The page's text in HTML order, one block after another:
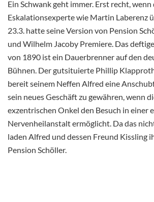
Ein Schwank geht immer. Erst recht, wenn
Eskalationsexperte wie Martin Laberenz
23.3. hatte seine Version von Pension
und Wilhelm Jacoby Premiere. Das
von 1890 ist ein Dauerbrenner auf den
Bühnen. Der gutsituierte Phillip
bereit seinem Neffen Alfred eine
sein neues Geschäft zu gewähren, wenn
exzentrischen Onkel den Besuch in einer
Nervenheilanstalt ermöglicht. Da das
laden Alfred und dessen Freund Kissling
Pension Schöller.